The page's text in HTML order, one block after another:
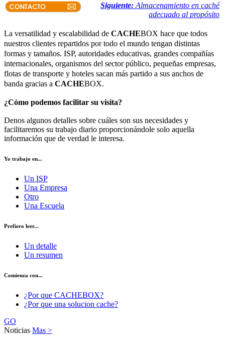
Siguiente: Almacenamiento en caché
adecuado al propósito
La versatilidad y escalabilidad de CACHEBOX hace que todos
nuestros clientes repartidos por todo el mundo tengan distintas
formas y tamaños. ISP, autoridades educativas, grandes compañías
internacionales, organismos del sector público, pequeñas empresas,
flotas de transporte y hoteles sacan más partido a sus anchos de
banda gracias a CACHEBOX.
¿Cómo podemos facilitar su visita?
Denos algunos detalles sobre cuáles son sus necesidades y
facilitaremos su trabajo diario proporcionándole solo aquella
información que de verdad le interesa.
Yo trabajo en...
Un ISP
Una Empresa
Otro
Una Escuela
Prefiero leer...
Un detalle
Un resumen
Comienza con...
¿Por que CACHEBOX?
¿Por que una solucion cache?
GO
Noticias Mas >